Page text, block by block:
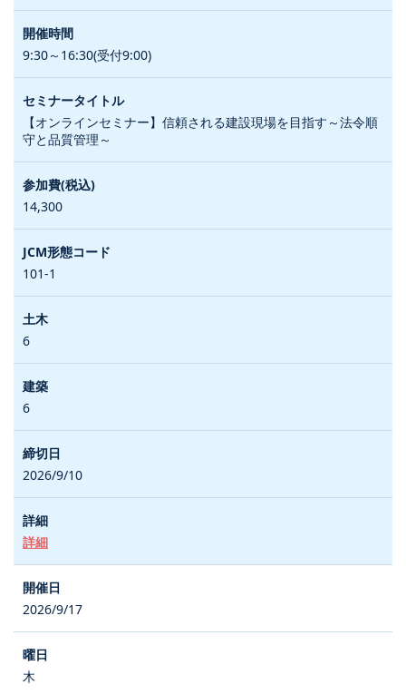
9:30～16:30(受付9:00)
【オンラインセミナー】信頼される建設現場を目指す～法令順
守と品質管理～
14,300
101-1
6
6
2026/9/10
詳細
2026/9/17
木